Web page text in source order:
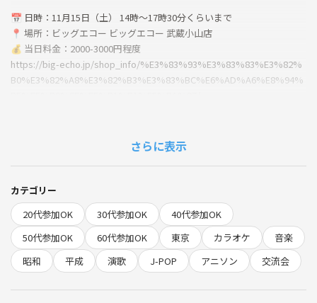
📅 日時：11月15日（土） 14時〜17時30分くらいまで
📍 場所：ビッグエコー ビッグエコー 武蔵小山店
💰 当日料金：2000-3000円程度
https://big-echo.jp/shop_info/%E3%83%93%E3%83%83%E3%82%
B0%E3%82%A8%E3%82%B3%E3%83%BC%E6%AD%A6%E8%94%
さらに表示
カテゴリー
20代参加OK
30代参加OK
40代参加OK
50代参加OK
60代参加OK 東京 カラオケ
音楽
昭和
平成 演歌 J-POP アニソン 交流会